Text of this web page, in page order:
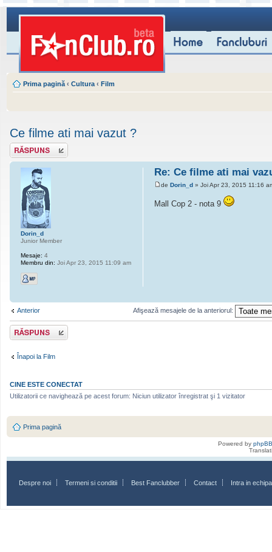
Prima pagină ‹ Cultura ‹ Film
Ce filme ati mai vazut ?
Scrie un răspuns
Re: Ce filme ati mai
de Dorin_d » Joi Apr 23, 2015 11:16
Mall Cop 2 - nota 9
Dorin_d
Junior Member
Mesaje: 4
Membru din: Joi Apr 23, 2015 11:09 am
Anterior Afişează mesajele de la anteriorul:
Scrie un răspuns
Înapoi la Film
CINE ESTE CONECTAT
Utilizatorii ce navighează pe acest forum: Niciun utilizator înregistrat şi 1 vizitator
Prima pagină
Powered by phpBB
Despre noi Termeni si conditii Best Fanclubber Contact Intra in